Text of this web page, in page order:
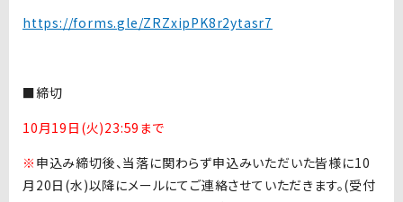
https://forms.gle/ZRZxipPK8r2ytasr7
■締切
10月19日(火)23:59まで
※ 申込み締切後、当落に関わらず申込みいただいた皆様に10
月20日(水)以降にメールにてご連絡させていただきます。(受付